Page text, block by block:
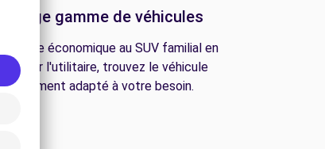
large gamme de véhicules
citadine économique au SUV familial en
par l'utilitaire, trouvez le véhicule
adapté à votre besoin.